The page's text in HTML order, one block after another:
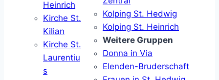
Heinrich
Kirche St.
Kilian
Kirche St.
Laurentiu
s
Kolping St. Hedwig
Kolping St. Heinrich
Weitere Gruppen
Donna in Via
Elenden-Bruderschaft